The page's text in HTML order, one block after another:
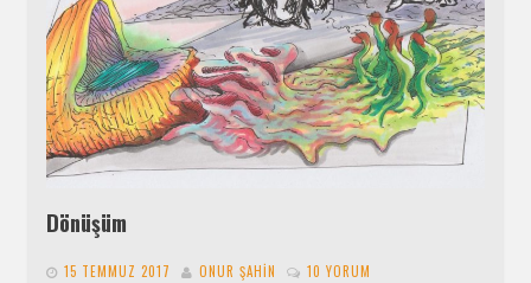
Dönüşüm
15 TEMMUZ 2017 ONUR ŞAHIN 10 YORUM